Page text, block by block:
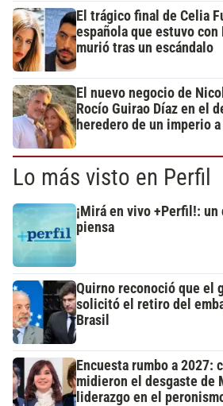
El trágico final de Celia
española que estuvo con
murió tras un escándalo
El nuevo negocio de
Rocío Guirao Díaz en el
heredero de un imperio
Lo más visto en Perfil
¡Mirá en vivo +Perfil!: un
piensa
Quirno reconoció que el
solicitó el retiro del
Brasil
Encuesta rumbo a 2027:
midieron el desgaste de
liderazgo en el